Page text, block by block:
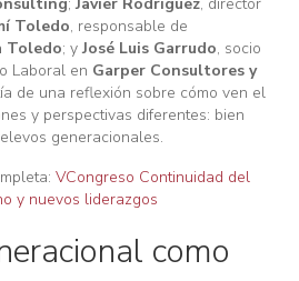
Toledo, responsable de
Toledo; yJosé Luis Garrudo, socio
Laboral en Garper Consultores y
de una reflexión sobre cómo ven el
y perspectivas diferentes: bien
generacionales.
VCongreso Continuidad del
y nuevos liderazgos
como